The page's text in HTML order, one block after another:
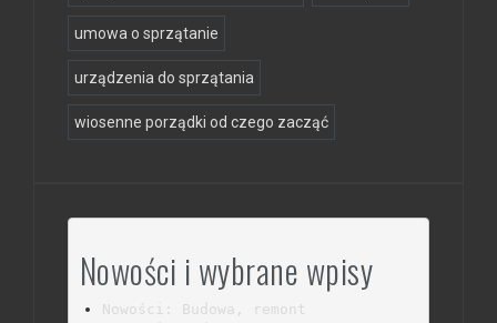
umowa o sprzątanie
urządzenia do sprzątania
wiosenne porządki od czego zacząć
Nowości i wybrane wpisy
Nowości: Budowa, remont